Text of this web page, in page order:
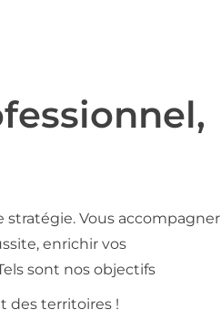
Vous accompagner
enrichir vos
sont nos objectifs
des territoires !